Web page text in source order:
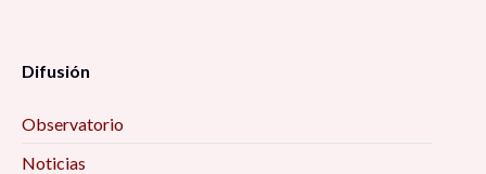
Difusión
Observatorio
Noticias